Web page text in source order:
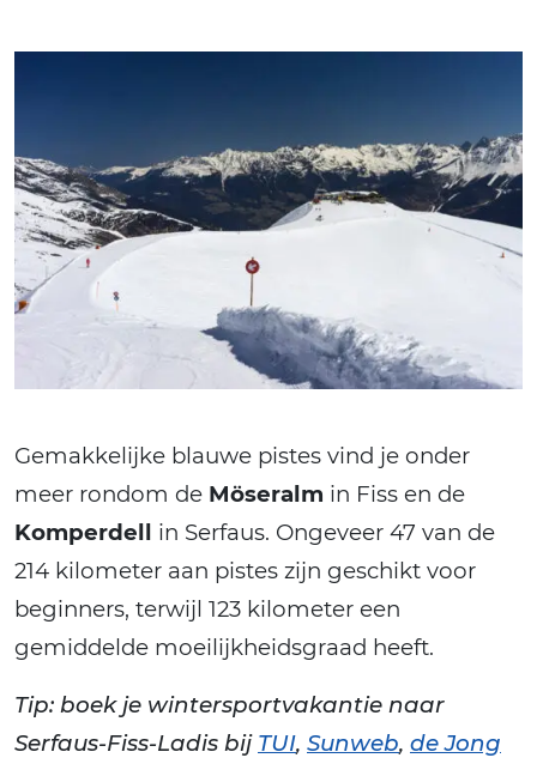
Gemakkelijke blauwe pistes vind je onder
meer rondom de Möseralm in Fiss en de
Komperdell in Serfaus. Ongeveer 47 van de
214 kilometer aan pistes zijn geschikt voor
beginners, terwijl 123 kilometer een
gemiddelde moeilijkheidsgraad heeft.
Tip: boek je wintersportvakantie naar
Serfaus-Fiss-Ladis bij TUI, Sunweb, de Jong